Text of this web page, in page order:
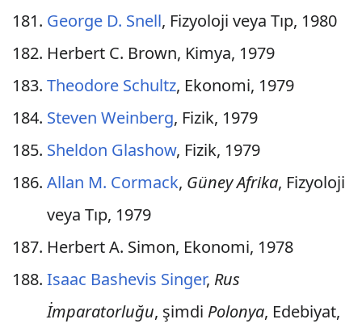
George D. Snell, Fizyoloji veya Tıp, 1980
Herbert C. Brown, Kimya, 1979
Theodore Schultz, Ekonomi, 1979
Steven Weinberg, Fizik, 1979
Sheldon Glashow, Fizik, 1979
Allan M. Cormack, Güney Afrika, Fizyoloji
veya Tıp, 1979
Herbert A. Simon, Ekonomi, 1978
Isaac Bashevis Singer, Rus
İmparatorluğu, şimdi Polonya, Edebiyat,